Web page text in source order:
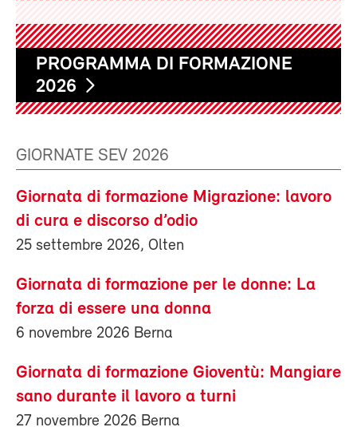
PROGRAMMA DI FORMAZIONE
2026
GIORNATE SEV 2026
Giornata di formazione Migrazione: lavoro
di cura e discorso d’odio
25 settembre 2026, Olten
Giornata di formazione per le donne: La
forza di essere una donna
6 novembre 2026 Berna
Giornata di formazione Gioventù: Mangiare
sano durante il lavoro a turni
27 novembre 2026 Berna